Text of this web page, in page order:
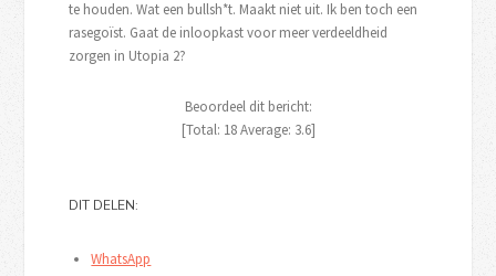
te houden. Wat een bullsh*t. Maakt niet uit. Ik ben toch een
rasegoïst. Gaat de inloopkast voor meer verdeeldheid
zorgen in Utopia 2?
Beoordeel dit bericht:
[Total: 18Average: 3.6]
DIT DELEN:
WhatsApp